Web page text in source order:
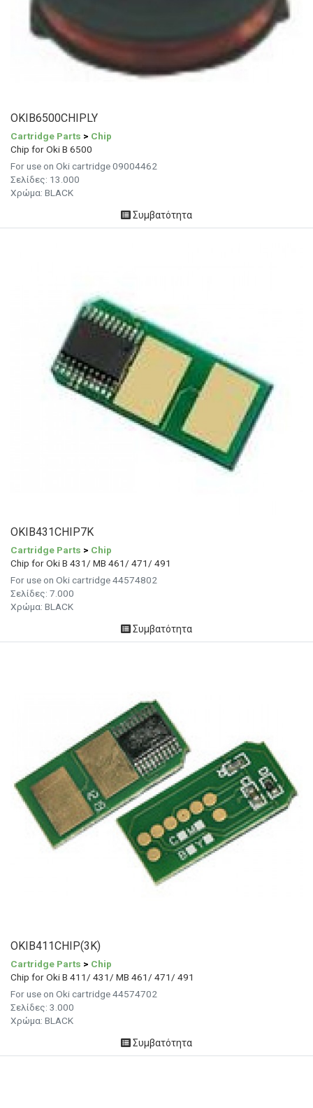
OKIB6500CHIPLY
Cartridge Parts > Chip
Chip for Oki B 6500
For use on Oki cartridge 09004462
Σελίδες: 13.000
Χρώμα: BLACK
Συμβατότητα
OKIB431CHIP7K
Cartridge Parts > Chip
Chip for Oki B 431/ MB 461/ 471/ 491
For use on Oki cartridge 44574802
Σελίδες: 7.000
Χρώμα: BLACK
Συμβατότητα
OKIB411CHIP(3K)
Cartridge Parts > Chip
Chip for Oki B 411/ 431/ MB 461/ 471/ 491
For use on Oki cartridge 44574702
Σελίδες: 3.000
Χρώμα: BLACK
Συμβατότητα